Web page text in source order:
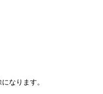
なります。